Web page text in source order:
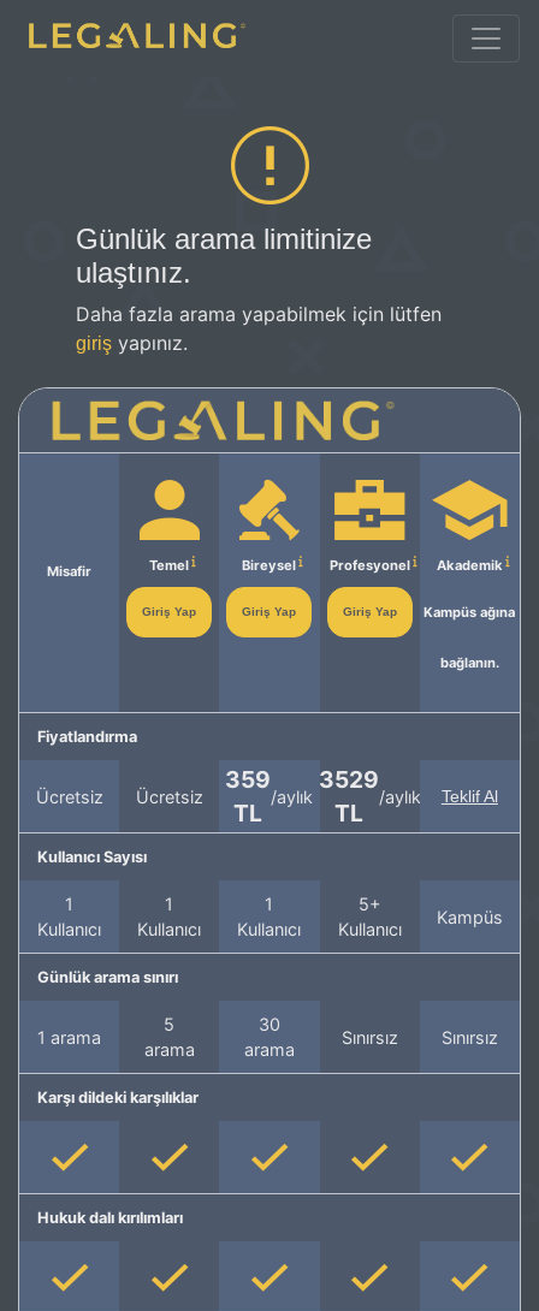
Günlük arama limitinize
ulaştınız.
Daha fazla arama yapabilmek için lütfen
giriş yapınız.
Misafir Temel
Giriş Yap
Bireysel
Giriş Yap
Profesyonel
Giriş Yap
Akademik
Kampüs ağına
bağlanın.
Fiyatlandırma
Ücretsiz Ücretsiz
359
TL
/aylık
3529
TL
/aylık Teklif Al
Kullanıcı Sayısı
1
Kullanıcı
1
Kullanıcı
1
Kullanıcı
5+
Kullanıcı
Kampüs
Günlük arama sınırı
1 arama
5
arama
30
arama
Sınırsız Sınırsız
Karşı dildeki karşılıklar
Hukuk dalı kırılımları